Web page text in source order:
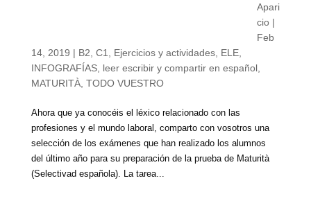
Apari
cio|
Feb
14, 2019 | B2 C1 Ejercicios y actividades, ELE,
INFOGRAFÍAS, leer escribir y compartir en español,
MATURITÀ, TODO VUESTRO
Ahora que ya conocéis el léxico relacionado con las
profesiones y el mundo laboral, comparto con vosotros una
selección de los exámenes que han realizado los alumnos
del último año para su preparación de la prueba de Maturità
(Selectivad española). La tarea...